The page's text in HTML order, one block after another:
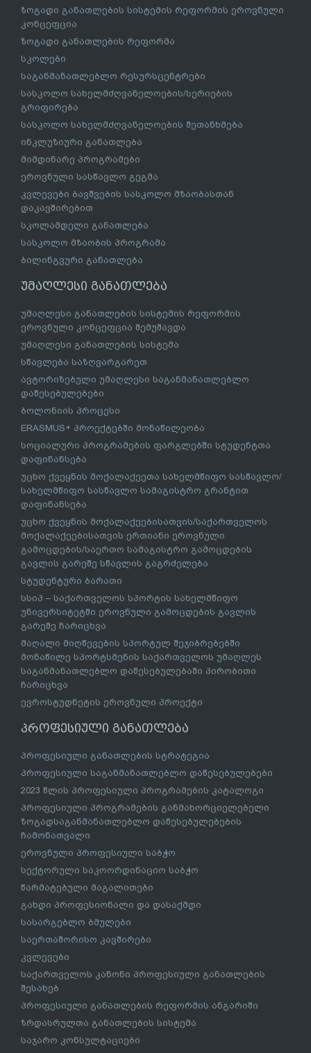
ზოგადი განათლების სისტემის რეფორმის ეროვნული
კონცეფცია
ზოგადი განათლების რეფორმა
სკოლები
საგანმანათლებლო რესურსცენტრები
სასკოლო სახელმძღვანელოების/სერიების
გრიფირება
სასკოლო სახელმძღვანელოების შეთანხმება
ინკლუზიური განათლება
მიმდინარე პროგრამები
ეროვნული სასწავლო გეგმა
კვლევები ბავშვების სასკოლო მზაობასთან
დაკავშირებით
სკოლამდელი განათლება
სასკოლო მზაობის პროგრამა
ბილინგვური განათლება
უმაღლესი განათლება
უმაღლესი განათლების სისტემის რეფორმის
ეროვნული კონცეფცია შემუშავდა
უმაღლესი განათლების სისტემა
სწავლება საზღვარგარეთ
ავტორიზებული უმაღლესი საგანმანათლებლო
დაწესებულებები
ბოლონიის პროცესი
ERASMUS+ პროექტებში მონაწილეობა
სოციალური პროგრამების ფარგლებში სტუდენტთა
დაფინანსება
უცხო ქვეყნის მოქალაქეეთა სახელმწიფო სასწავლო/
სახელმწიფო სასწავლო სამაგისტრო გრანტით
დაფინანსება
უცხო ქვეყნის მოქალაქეებისათვის/საქართველოს
მოქალაქეებისათვის ერთიანი ეროვნული
გამოცდების/საერთო სამაგისტრო გამოცდების
გავლის გარეშე სწავლის გაგრძელება
სტუდენტური ბარათი
სსიპ – საქართველოს სპორტის სახელმწიფო
უნივერსიტეტში ეროვნული გამოცდების გავლის
გარეშე ჩარიცხვა
მაღალი მიღწევების სპორტულ შეჯიბრებებში
მონაწილე სპორტსმენის საქართველოს უმაღლეს
საგანმანათლებლო დაწესებულებაში პირობითი
ჩარიცხვა
ევროსტუდნეტის ეროვნული პროექტი
პროფესიული განათლება
პროფესიული განათლების სტრატეგია
პროფესიული საგანმანათლებლო დაწესებულებები
2023 წლის პროფესიული პროგრამების კატალოგი
პროფესიული პროგრამების განმახორციელებელი
ზოგადსაგანმანათლებლო დაწესებულებების
ჩამონათვალი
ეროვნული პროფესიული საბჭო
სექტორული საკოორდინაციო საბჭო
წარმატებული მაგალითები
გახდი პროფესიონალი და დასაქმდი
სასარგებლო ბმულები
საერთაშორისო კავშირები
კვლევები
საქართველოს კანონი პროფესიული განათლების
შესახებ
პროფესიული განათლების რეფორმის ანგარიში
ზრდასრულთა განათლების სისტემა
საჯარო კონსულტაციები